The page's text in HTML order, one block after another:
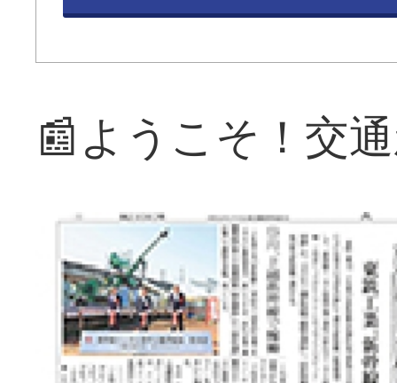
📰ようこそ！交